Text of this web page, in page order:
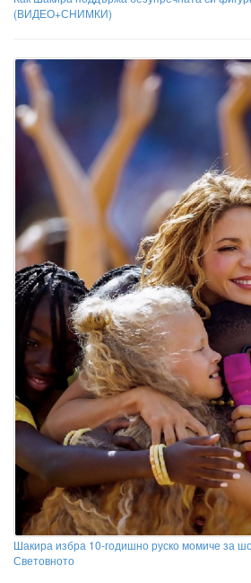
(ВИДЕО+СНИМКИ)
Шакира избра 10-годишно руско момиче за
Световното